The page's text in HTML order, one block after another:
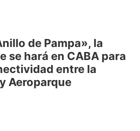
de Pampa», la
se hará en CABA para
entre la
Aeroparque